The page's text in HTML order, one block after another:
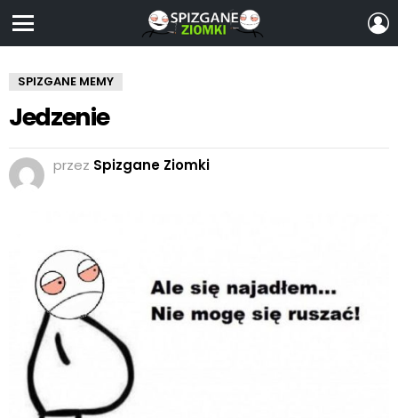
SPIZGANE MEMY
Jedzenie
przez Spizgane Ziomki